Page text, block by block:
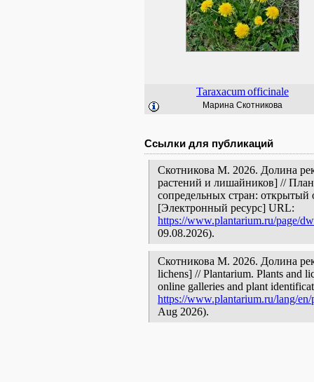
Taraxacumofficinale
Марина Скотникова
Ссылки для публикаций
Скотникова М. 2026. Долина
растений и лишайников] //
сопредельных стран: открытый
[Электронный ресурс] URL:
https://www.plantarium.ru/page/
09.08.2026).
Скотникова М. 2026. Долина
lichens] // Plantarium. Plants and
online galleries and plant
https://www.plantarium.ru/lang/
Aug 2026).